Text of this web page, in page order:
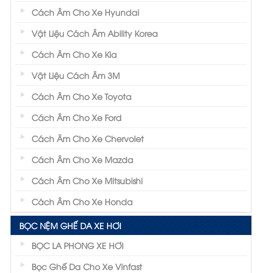
Cách Âm Cho Xe Hyundai
Vật Liệu Cách Âm Ability Korea
Cách Âm Cho Xe Kia
Vật Liệu Cách Âm 3M
Cách Âm Cho Xe Toyota
Cách Âm Cho Xe Ford
Cách Âm Cho Xe Chervolet
Cách Âm Cho Xe Mazda
Cách Âm Cho Xe Mitsubishi
Cách Âm Cho Xe Honda
BỌC NỆM GHẾ DA XE HƠI
BỌC LA PHONG XE HƠI
Bọc Ghế Da Cho Xe Vinfast